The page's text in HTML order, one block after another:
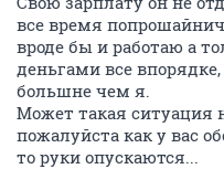
все время
вроде бы и работаю а
деньгами все
большне чем я.
Может такая ситуация
пожалуйста как у вас
то руки опускаются...